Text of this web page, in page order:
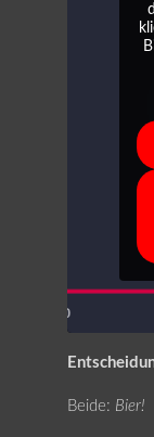
Beide: Bier!